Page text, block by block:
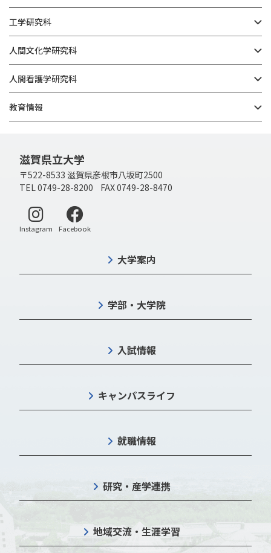
工学研究科
人間文化学研究科
人間看護学研究科
教育情報
滋賀県立大学
〒522-8533 滋賀県彦根市八坂町2500
TEL 0749-28-8200 FAX 0749-28-8470
Instagram 別ウィンドウで開く
Facebook別ウィンドウで開く
大学案内
学部・大学院
入試情報
キャンパスライフ
就職情報
研究・産学連携
地域交流・生涯学習